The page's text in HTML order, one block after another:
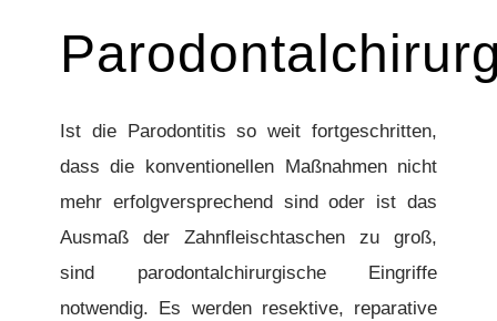
Ist die Parodontitis so weit fortgeschritten,
dass die konventionellen Maßnahmen nicht
mehr erfolgversprechend sind oder ist das
Ausmaß der Zahnfleischtaschen zu groß,
sind parodontalchirurgische Eingriffe
notwendig. Es werden resektive, reparative